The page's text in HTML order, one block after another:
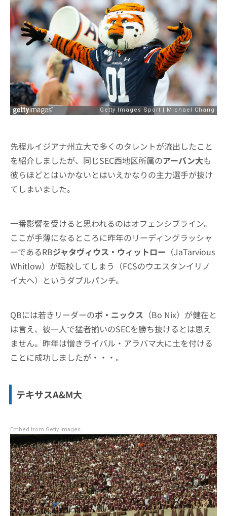
先程ルイジアナ州立大で多くのタレントが流出したこと
を紹介しましたが、同じSEC西地区所属のアーバン大も
彼らほどとはいかないとはいえかなりの主力選手が抜け
てしまいました。
一番影響を受けると思われるのはオフェンシブライン。
ここが手薄になるところに昨年のリーディングラッシャ
ーであるRBジャタヴィウス・ウィットロー （JaTarvious
Whitlow）が転校してしまう（FCSのウエスタンイリノ
イ大へ）というダブルパンチ。
QBには若きリーダーのボ・ニックス （Bo Nix）が健在と
は言え、彼一人で猛者揃いのSECを勝ち抜けるとは思え
ません。昨年は憎きライバル・アラバマ大に土を付ける
ことに成功しましたが・・・。
テキサスA&M大
Embed from Getty Images